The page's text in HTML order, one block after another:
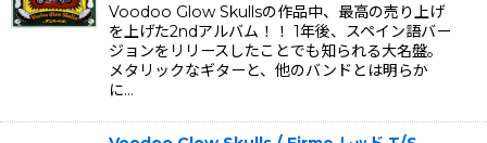
Voodoo Glow Skullsの作品中、最高の売り上げ
を上げた2ndアルバム！！ 1年後、スペイン語バー
ジョンをリリースしたことでも知られる大名盤。
メタリックなギターと、他のバンドとは明らか
に…